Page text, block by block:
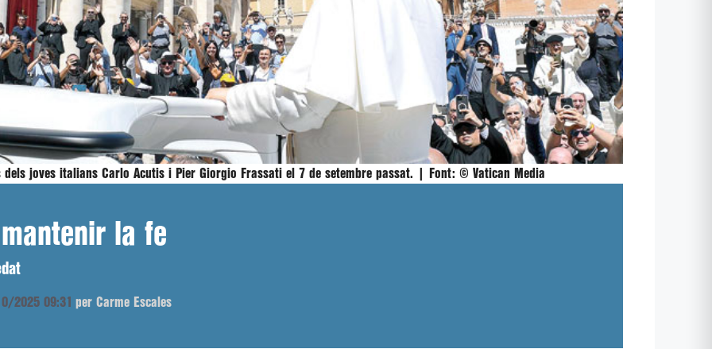
dels joves italians Carlo Acutis i Pier Giorgio Frassati el 7 de setembre passat. | Font: © Vatican Media
la fe
2025 09:31 per Carme Escales